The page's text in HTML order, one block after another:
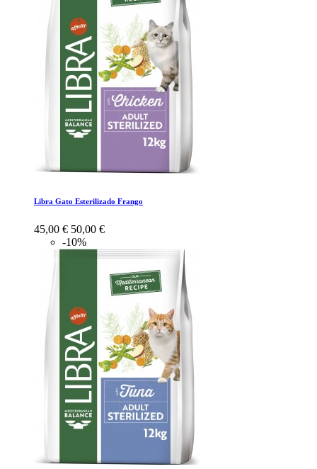
Libra Gato Esterilizado Frango
45,00 € 50,00 €
-10%